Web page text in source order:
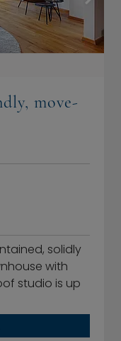
move-
solidly
with
studio is up